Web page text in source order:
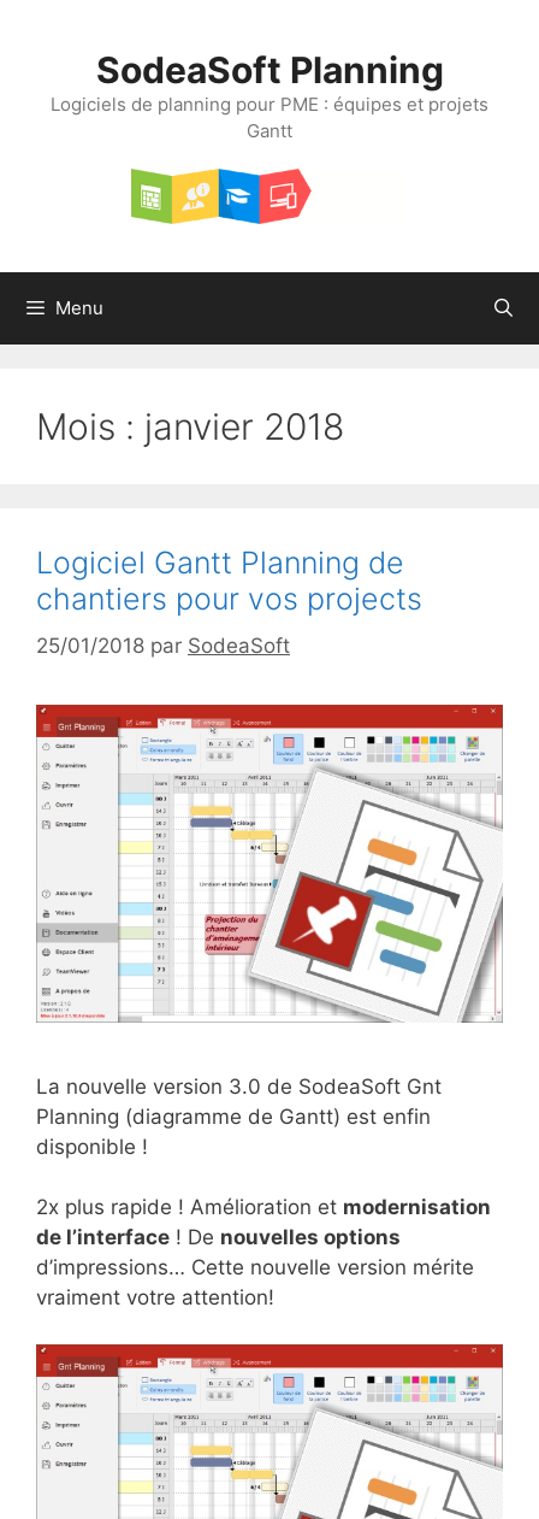
SodeaSoft Planning
Logiciels de planning pour PME : équipes et projets
Gantt
Menu
Mois : janvier 2018
Logiciel Gantt Planning de
chantiers pour vos projects
25/01/2018 par SodeaSoft
La nouvelle version 3.0 de SodeaSoft Gnt
Planning (diagramme de Gantt) est enfin
disponible !
2x plus rapide ! Amélioration et modernisation
de l’interface ! De nouvelles options
d’impressions… Cette nouvelle version mérite
vraiment votre attention!